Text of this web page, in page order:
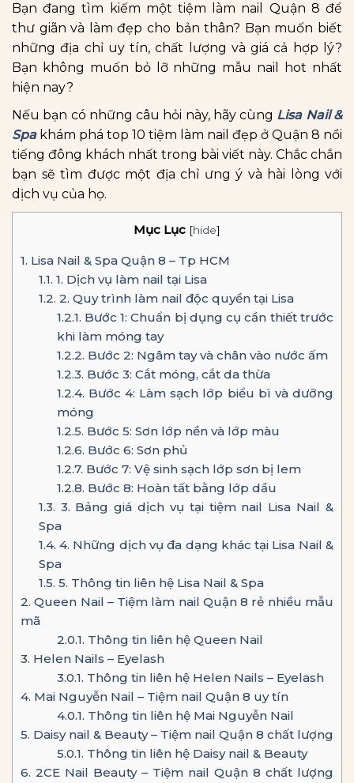
Bạn đang tìm kiếm một tiệm làm nail Quận 8 để
thư giãn và làm đẹp cho bản thân? Bạn muốn biết
những địa chỉ uy tín, chất lượng và giá cả hợp lý?
Bạn không muốn bỏ lỡ những mẫu nail hot nhất
hiện nay?
Nếu bạn có những câu hỏi này, hãy cùng Lisa Nail &
Spakhám phá top 10 tiệm làm nail đẹp ở Quận 8 nổi
tiếng đông khách nhất trong bài viết này. Chắc chắn
bạn sẽ tìm được một địa chỉ ưng ý và hài lòng với
dịch vụ của họ.
Mục Lục [hide]
1. Lisa Nail & Spa Quận 8 – Tp HCM
1.1. 1. Dịch vụ làm nail tại Lisa
1.2. 2. Quy trình làm nail độc quyền tại Lisa
1.2.1. Bước 1: Chuẩn bị dụng cụ cần thiết trước
khi làm móng tay
1.2.2. Bước 2: Ngâm tay và chân vào nước ấm
1.2.3. Bước 3: Cắt móng, cắt da thừa
1.2.4. Bước 4: Làm sạch lớp biểu bì và dưỡng
móng
1.2.5. Bước 5: Sơn lớp nền và lớp màu
1.2.6. Bước 6: Sơn phủ
1.2.7. Bước 7: Vệ sinh sạch lớp sơn bị lem
1.2.8. Bước 8: Hoàn tất bằng lớp dầu
1.3. 3. Bảng giá dịch vụ tại tiệm nail Lisa Nail &
Spa
1.4. 4. Những dịch vụ đa dạng khác tại Lisa Nail &
Spa
1.5. 5. Thông tin liên hệ Lisa Nail & Spa
2. Queen Nail – Tiệm làm nail Quận 8 rẻ nhiều mẫu
mã
2.0.1. Thông tin liên hệ Queen Nail
3. Helen Nails – Eyelash
3.0.1. Thông tin liên hệ Helen Nails – Eyelash
4. Mai Nguyễn Nail – Tiệm nail Quận 8 uy tín
4.0.1. Thông tin liên hệ Mai Nguyễn Nail
5. Daisy nail & Beauty – Tiệm nail Quận 8 chất lượng
5.0.1. Thông tin liên hệ Daisy nail & Beauty
6. 2CE Nail Beauty – Tiệm nail Quận 8 chất lượng